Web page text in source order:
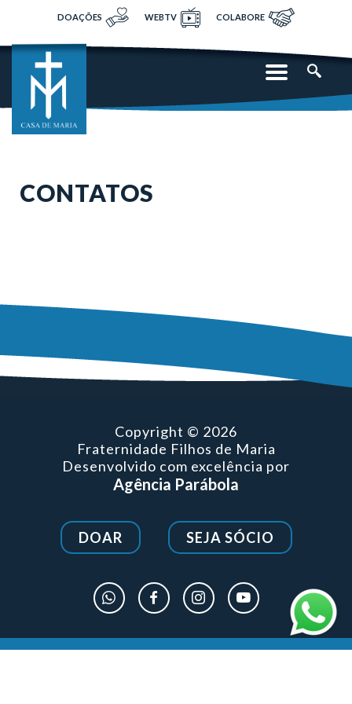
DOAÇÕES WEBTV COLABORE
CONTATOS
Copyright © 2026
Fraternidade Filhos de Maria
Desenvolvido com excelência por
Agência Parábola
DOAR SEJA SÓCIO